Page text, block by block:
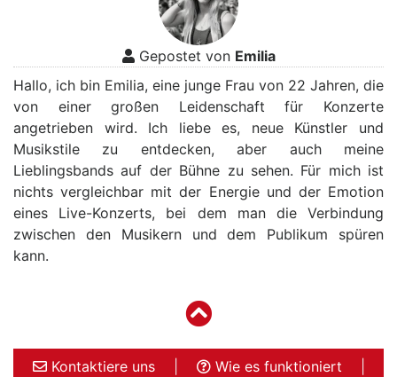
Gepostet von Emilia
Hallo, ich bin Emilia, eine junge Frau von 22 Jahren, die
von einer großen Leidenschaft für Konzerte
angetrieben wird. Ich liebe es, neue Künstler und
Musikstile zu entdecken, aber auch meine
Lieblingsbands auf der Bühne zu sehen. Für mich ist
nichts vergleichbar mit der Energie und der Emotion
eines Live-Konzerts, bei dem man die Verbindung
zwischen den Musikern und dem Publikum spüren
kann.
Kontaktiere uns Wie es funktioniert